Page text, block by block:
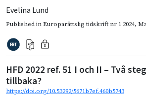
Evelina Lund
Published inEuroparättslig tidskrift nr 1 2024,
HFD 2022 ref. 51 I och II – Två
tillbaka?
https://doi.org/10.53292/5671b7ef.460b5743